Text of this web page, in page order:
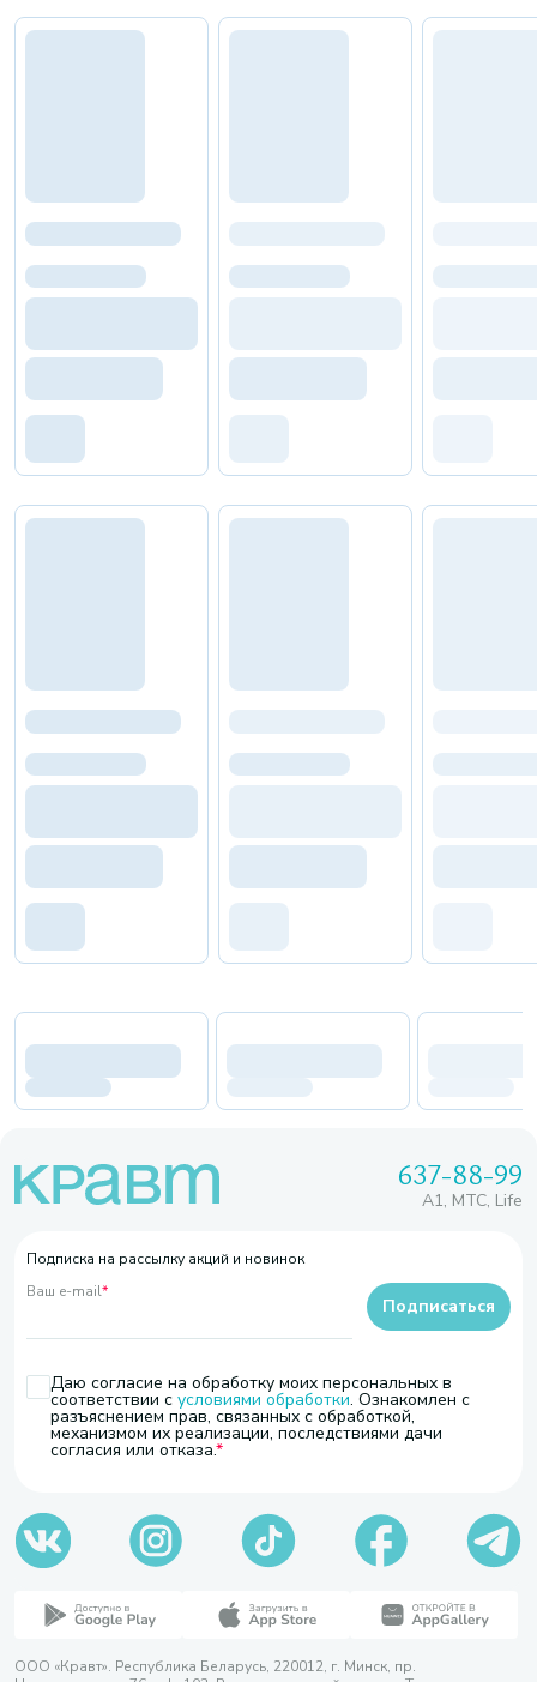
637-88-99
A1, МТС, Life
Подписка на рассылку акций и новинок
Ваш e-mail*
Даю согласие на обработку моих персональных в
соответствии с условиями обработки. Ознакомлен с
разъяснением прав, связанных с обработкой,
механизмом их реализации, последствиями дачи
согласия или отказа.
Подписаться
ООО «Кравт». Республика Беларусь, 220012, г. Минск, пр.